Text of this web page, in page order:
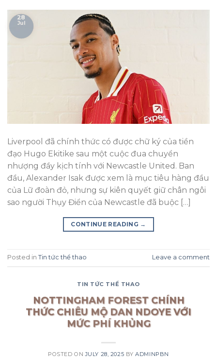
28
Jul
Liverpool đã chính thức có được chữ ký của tiền
đạo Hugo Ekitike sau một cuộc đua chuyển
nhượng đầy kịch tính với Newcastle United. Ban
đầu, Alexander Isak được xem là mục tiêu hàng đầu
của Lữ đoàn đỏ, nhưng sự kiên quyết giữ chân ngôi
sao người Thụy Điển của Newcastle đã buộc […]
CONTINUE READING →
Posted in Tin tức thể thao Leave a comment
TIN TỨC THỂ THAO
NOTTINGHAM FOREST CHÍNH
THỨC CHIÊU MỘ DAN NDOYE VỚI
MỨC PHÍ KHỦNG
POSTED ONJULY 28, 2025 BYADMINPBN